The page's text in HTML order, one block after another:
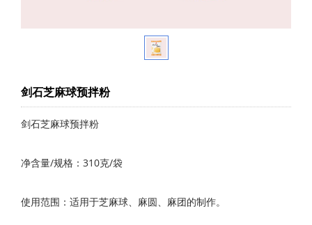
剑石芝麻球预拌粉
​剑石芝麻球预拌粉
净含量/规格：310克/袋
使用范围：适用于芝麻球、麻圆、麻团的制作。